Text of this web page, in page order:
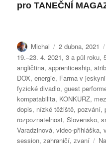
proTANEČNÍ
Autor:
Michal Publikováno:
2 dubna, 2021
19.–23. 4. 2021,3 a půl roku,
angličtina,apprenticeship,
DOX,energie, Farma v jeskyni
fyzické divadlo,guest
kompatabilita, KONKURZ,
dopis, nízké těžiště,pozvání,
rozpoznatelnost,Slovensko,
Varadzinová,video-přihláška,
session,zahraničí,zvaní